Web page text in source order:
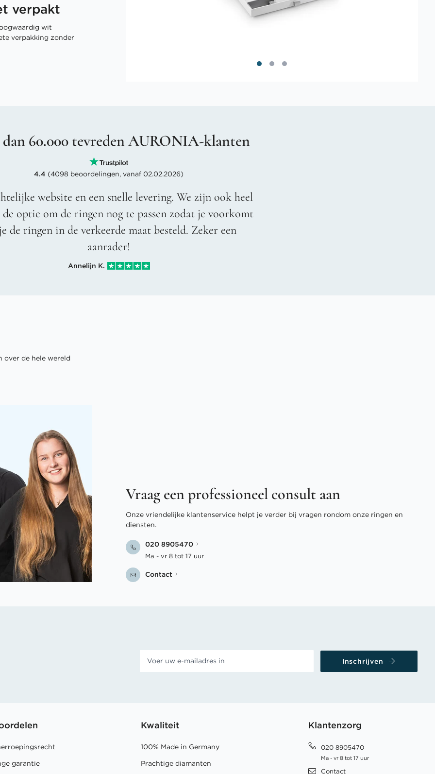
verpakt
wit
verpakking zonder
60.000 tevreden AURONIA-klanten
4.4 (4098 beoordelingen, vanaf 02.02.2026)
website en een snelle levering. We zijn ook heel
optie om de ringen nog te passen zodat je voorkomt
de ringen in de verkeerde maat besteld. Zeker een
aanrader!
Annelijn K.
over de hele wereld
Vraag een professioneel consult aan
Onze vriendelijke klantenservice helpt je verder bij vragen rondom onze ringen en
diensten.
020 8905470
Ma - vr 8 tot 17 uur
Contact
Inschrijven
garantie
Kwaliteit
100% Made in Germany
Prachtige diamanten
Klantenzorg
020 8905470
Ma - vr 8 tot 17 uur
Contact